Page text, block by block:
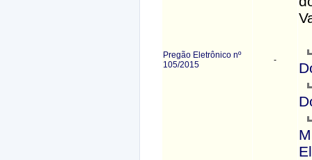
Pregão Eletrônico nº
105/2015
-